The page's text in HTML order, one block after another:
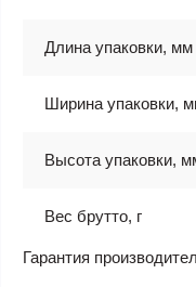
Длина упаковки, мм
Ширина упаковки,
Высота упаковки,
Вес брутто, г
Гарантия